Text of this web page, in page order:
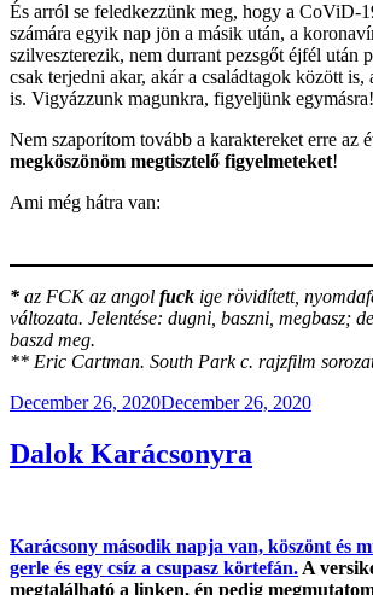
És arról se feledkezzünk meg, hogy a CoViD-
számára egyik nap jön a másik után, a
szilveszterezik, nem durrant pezsgőt éjfél után
csak terjedni akar, akár a családtagok között is,
is. Vigyázzunk magunkra, figyeljünk egymásra!
Nem szaporítom tovább a karaktereket erre az
megköszönöm megtisztelő figyelmeteket!
Ami még hátra van:
* az FCK az angol fuck ige rövidített,
változata. Jelentése: dugni, baszni, megbasz;
baszd meg.
** Eric Cartman. South Park c. rajzfilm
Posted
December 26, 2020December 26, 2020
Dalok Karácsonyra
Karácsony második napja van, köszönt és
gerle és egy csíz a csupasz körtefán. A
megtalálható a linken, én pedig